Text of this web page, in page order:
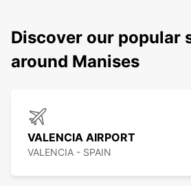
Discover our popular
around Manises
VALENCIA AIRPORT
VALENCIA - SPAIN